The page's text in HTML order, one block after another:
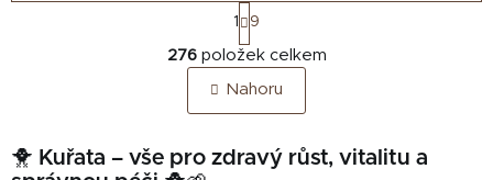
O
v
l
á
a
S
t
r
á
n
k
v
1 9
276položek celkem
Nahoru
🐥 Kuřata – vše pro zdravý růst, vitalitu a